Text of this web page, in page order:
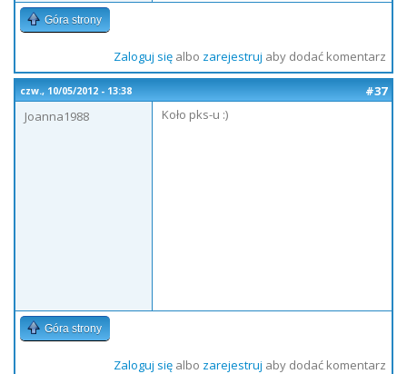
Góra strony
Zaloguj sięalbo zarejestruj aby dodać komentarz
czw., 10/05/2012 - 13:38
#37
Joanna1988
Koło pks-u :)
Góra strony
Zaloguj sięalbo zarejestruj aby dodać komentarz